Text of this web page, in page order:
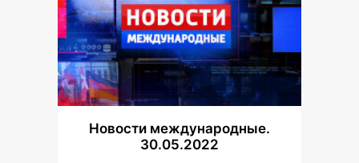
Новости международные.
30.05.2022